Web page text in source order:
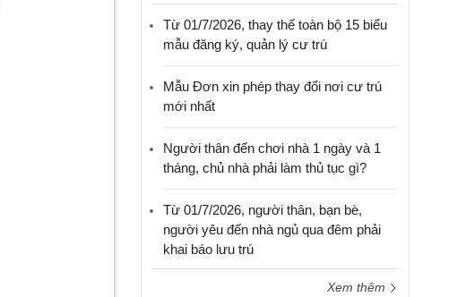
Từ 01/7/2026, thay thế toàn bộ 15 biểu
mẫu đăng ký, quản lý cư trú
Mẫu Đơn xin phép thay đổi nơi cư trú
mới nhất
Người thân đến chơi nhà 1 ngày và 1
tháng, chủ nhà phải làm thủ tục gì?
Từ 01/7/2026, người thân, bạn bè,
người yêu đến nhà ngủ qua đêm phải
khai báo lưu trú
Xem thêm